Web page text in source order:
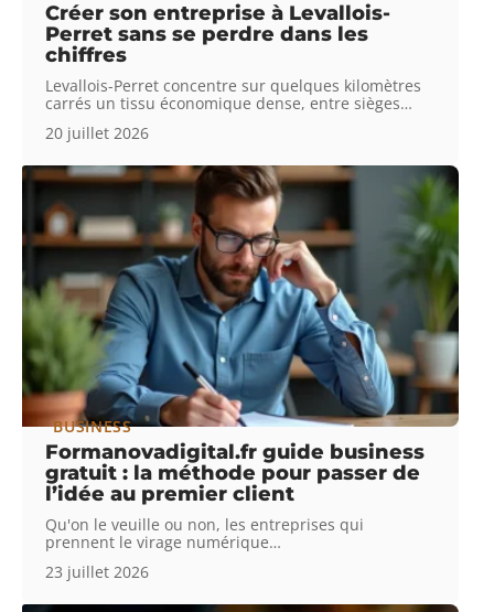
Créer son entreprise à Levallois-
Perret sans se perdre dans les
chiffres
Levallois-Perret concentre sur quelques kilomètres
carrés un tissu économique dense, entre sièges…
20 juillet 2026
BUSINESS
Formanovadigital.fr guide business
gratuit : la méthode pour passer de
l’idée au premier client
Qu'on le veuille ou non, les entreprises qui
prennent le virage numérique…
23 juillet 2026